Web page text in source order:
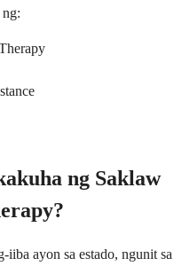
ng Saklaw
ayon sa estado, ngunit sa